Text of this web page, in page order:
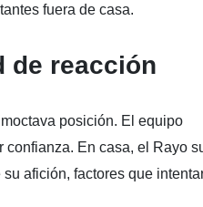
fuera de casa.
de reacción
posición. El equipo
confianza. En casa, el Rayo
afición, factores que